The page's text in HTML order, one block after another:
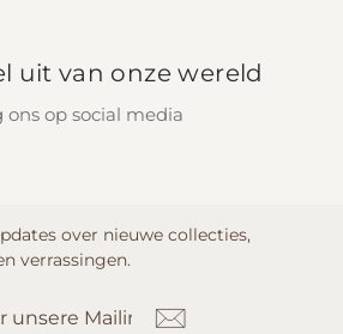
uit van onze wereld
ons op social media
over nieuwe collecties,
verrassingen.